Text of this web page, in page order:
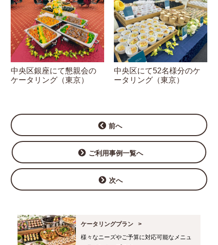
中央区銀座にて懇親会の
ケータリング（東京）
中央区にて52名様分のケ
ータリング（東京）
前へ
ご利用事例一覧へ
次へ
ケータリングプラン
様々なニーズやご予算に対応可能なメニュ